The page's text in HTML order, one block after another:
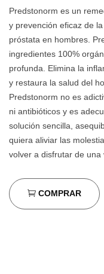
Predstonorm es un
y prevención eficaz de
próstata en hombres.
ingredientes 100%
profunda. Elimina la
y restaura la salud del
Predstonorm no es
ni antibióticos y es
solución sencilla,
quiera aliviar las
volver a disfrutar de una
COMPRAR